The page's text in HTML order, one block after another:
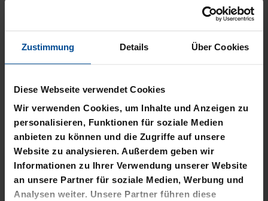
Zustimmung Details Über Cookies
Diese Webseite verwendet Cookies
Wir verwenden Cookies, um Inhalte und Anzeigen zu
personalisieren, Funktionen für soziale Medien
anbieten zu können und die Zugriffe auf unsere
Website zu analysieren. Außerdem geben wir
Informationen zu Ihrer Verwendung unserer Website
an unsere Partner für soziale Medien, Werbung und
Analysen weiter. Unsere Partner führen diese
PLÜSCHBALL LOGO
GROSS
14,95 €
PIZZASCHNEIDER KSC
12,95 €